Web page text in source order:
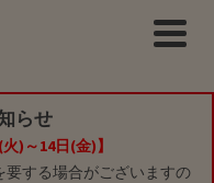
らせ
)～14日(金)】
する場合がございますの